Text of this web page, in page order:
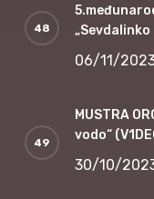
06/11/
MUSTRA
vodo“
30/10/